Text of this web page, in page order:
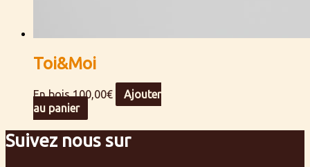
Toi&Moi
En bois100,00€
Ajouter
au panier
Suivez nous sur